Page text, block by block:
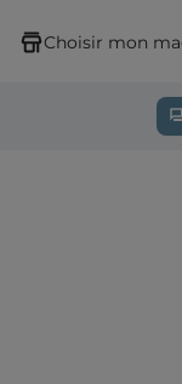
Choisir mon